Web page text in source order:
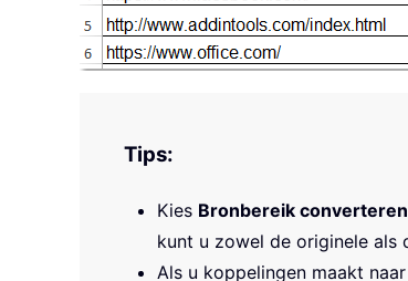
Tips:
Kies Bronbereik converteren
kunt u zowel de originele als
Als u koppelingen maakt